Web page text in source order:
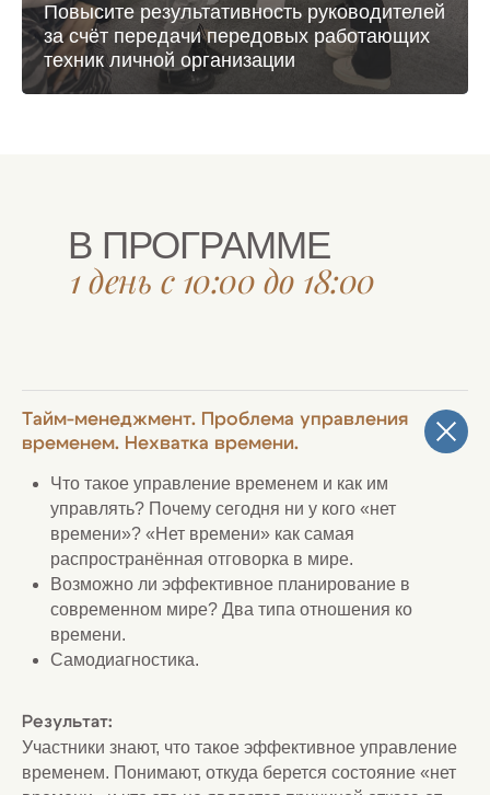
Повысите результативность руководителей
за счёт передачи передовых работающих
техник личной организации
В ПРОГРАММЕ
1 день с 10:00 до 18:00
Тайм-менеджмент. Проблема управления
временем. Нехватка времени.
Что такое управление временем и как им
управлять? Почему сегодня ни у кого «нет
времени»? «Нет времени» как самая
распространённая отговорка в мире.
Возможно ли эффективное планирование в
современном мире? Два типа отношения ко
времени.
Самодиагностика.
Результат:
Участники знают, что такое эффективное управление
временем. Понимают, откуда берется состояние «нет